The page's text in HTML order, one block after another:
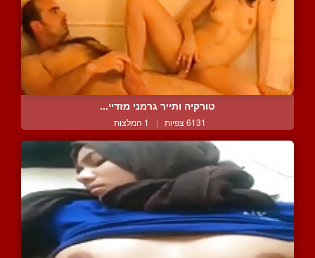
טורקיה ותייר גרמני מזדיי...
6131 צפיות | 1 המלצות